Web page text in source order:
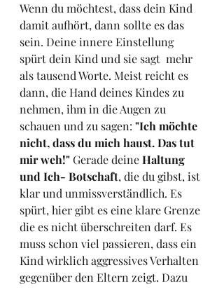
Wenn du möchtest, dass dein Kind
damit aufhört, dann sollte es das
sein. Deine innere Einstellung
spürt dein Kind und sie sagt  mehr
als tausend Worte. Meist reicht es
dann, die Hand deines Kindes zu
nehmen, ihm in die Augen zu
schauen und zu sagen: "Ich möchte
nicht, dass du mich haust. Das tut
mir weh!" Gerade deine Haltung
und Ich- Botschaft, die du gibst, ist
klar und unmissverständlich. Es
spürt, hier gibt es eine klare Grenze
die es nicht überschreiten darf. Es
muss schon viel passieren, dass ein
Kind wirklich aggressives Verhalten
gegenüber den Eltern zeigt. Dazu